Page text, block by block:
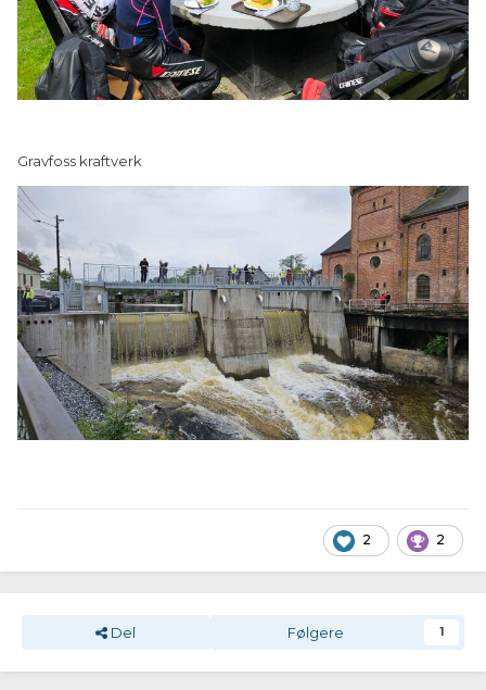
Gravfoss kraftverk
2 2
Del Følgere 1